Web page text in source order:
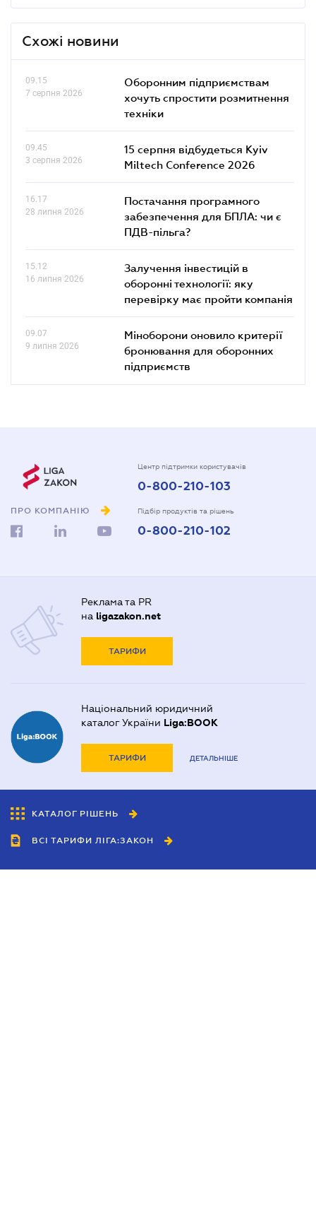
Схожі новини
09.15
7 серпня 2026
Оборонним підприємствам
хочуть спростити розмитнення
техніки
09.45
3 серпня 2026
15 серпня відбудеться Kyiv
Miltech Conference 2026
16.17
28 липня 2026
Постачання програмного
забезпечення для БПЛА: чи є
ПДВ-пільга?
15.12
16 липня 2026
Залучення інвестицій в
оборонні технології: яку
перевірку має пройти компанія
09.07
9 липня 2026
Міноборони оновило критерії
бронювання для оборонних
підприємств
ПРО КОМПАНІЮ
Центр підтримки користувачів
0-800-210-103
Підбір продуктів та рішень
0-800-210-102
Реклама та PR
на ligazakon.net
ТАРИФИ
Національний юридичний
каталог України Liga:BOOK
ТАРИФИ ДЕТАЛЬНІШЕ
КАТАЛОГ РІШЕНЬ
ВСІ ТАРИФИ ЛІГА:ЗАКОН